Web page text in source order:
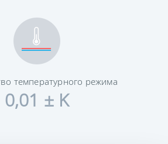
температурного режима
0,01 ± K